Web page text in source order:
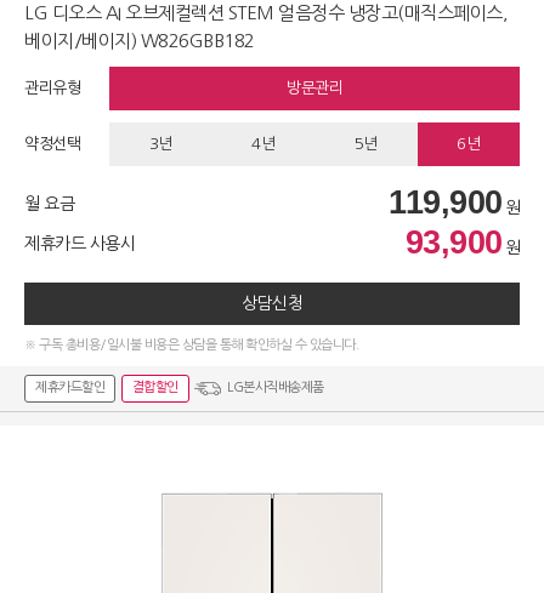
LG 디오스 AI 오브제컬렉션 STEM 얼음정수 냉장고(매직스페이스,
베이지/베이지) W826GBB182
관리유형 방문관리
약정선택 3년 4년 5년 6년
월 요금 119,900 원
제휴카드 사용시 93,900 원
상담신청
※ 구독 총비용/일시불 비용은 상담을 통해 확인하실 수 있습니다.
제휴카드할인 결합할인 LG본사직배송제품